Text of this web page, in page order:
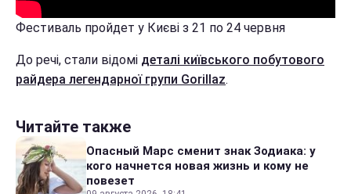
Фестиваль пройдет у Києві з 21 по 24 червня
До речі, стали відомі деталі київського побутового
райдера легендарної групи Gorillaz.
Читайте также
Опасный Марс сменит знак Зодиака: у
кого начнется новая жизнь и кому не
повезет